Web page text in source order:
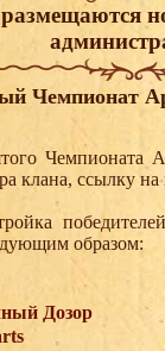
размещаются
Чемпионат
Чемпионата
клана, ссылку
образом:
Дозор